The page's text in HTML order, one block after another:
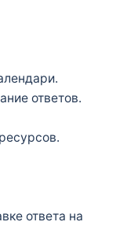
ответов.
ответа на